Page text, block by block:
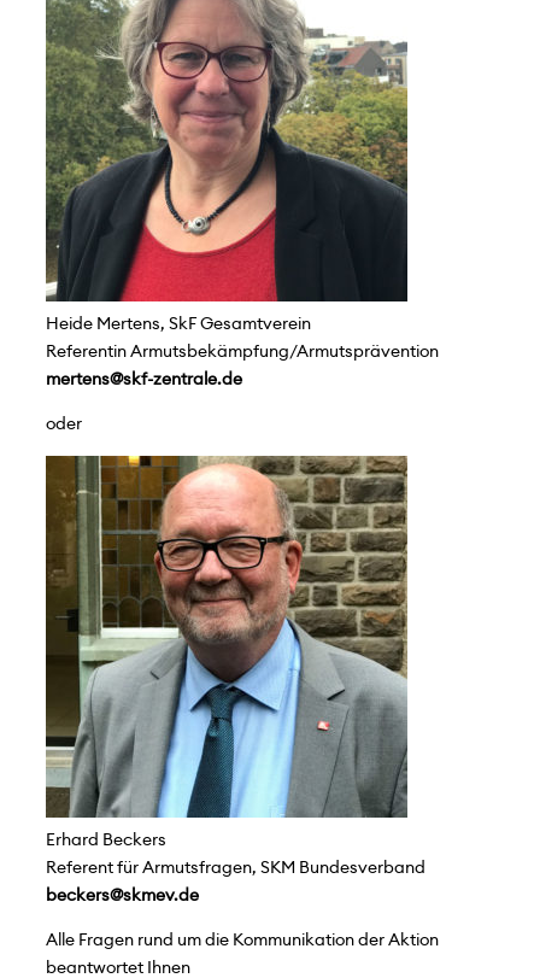
Heide Mertens, SkF Gesamtverein
Referentin Armutsbekämpfung/Armutsprävention
mertens@skf-zentrale.de
oder
Erhard Beckers
Referent für Armutsfragen, SKM Bundesverband
beckers@skmev.de
Alle Fragen rund um die Kommunikation der Aktion
beantwortet Ihnen